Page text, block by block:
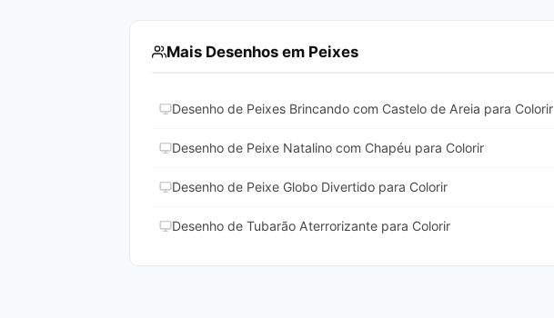
Mais Desenhos em Peixes
Desenho de Peixes Brincando com Castelo de Areia para Colorir
Desenho de Peixe Natalino com Chapéu para Colorir
Desenho de Peixe Globo Divertido para Colorir
Desenho de Tubarão Aterrorizante para Colorir